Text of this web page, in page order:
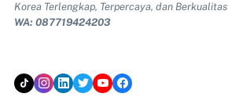
Korea Terlengkap, Terpercaya, dan Berkualitas
WA: 087719424203